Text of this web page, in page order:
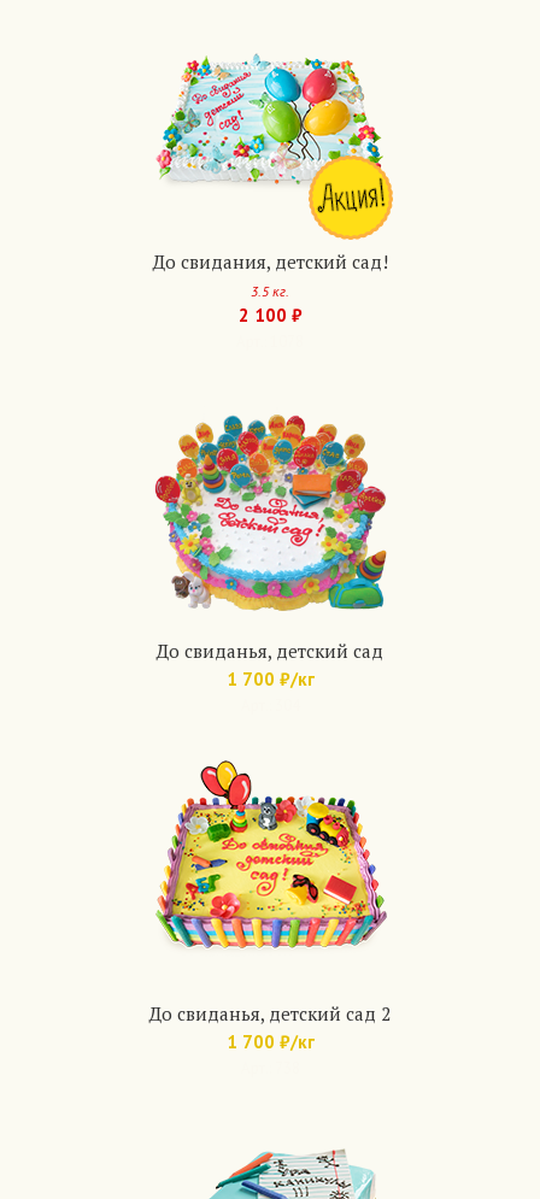
До свидания, детский сад!
3.5 кг.
2 100 ₽
До свиданья, детский сад
1 700 ₽/кг
До свиданья, детский сад 2
1 700 ₽/кг